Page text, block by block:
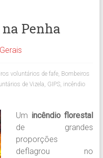
Penha
voluntários de fafe, Bombeiros
de Vizela, GIPS, incêndio
Um incêndio florestal
de grandes
proporções
deflagrou no